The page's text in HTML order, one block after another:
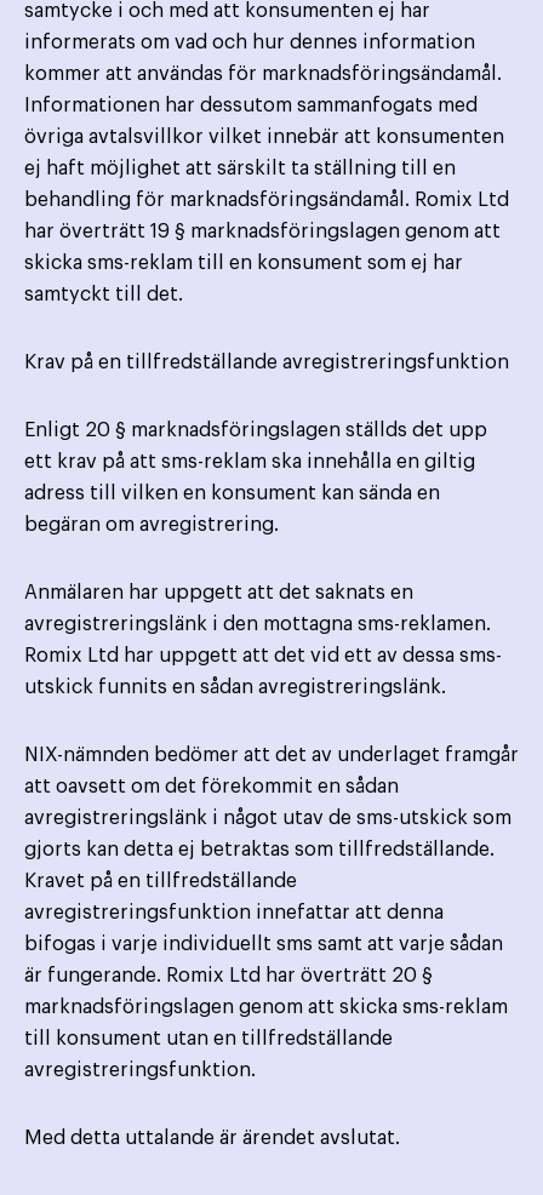
samtycke i och med att konsumenten ej har
informerats om vad och hur dennes information
kommer att användas för marknadsföringsändamål.
Informationen har dessutom sammanfogats med
övriga avtalsvillkor vilket innebär att konsumenten
ej haft möjlighet att särskilt ta ställning till en
behandling för marknadsföringsändamål. Romix Ltd
har överträtt 19 § marknadsföringslagen genom att
skicka sms-reklam till en konsument som ej har
samtyckt till det.
Krav på en tillfredställande avregistreringsfunktion
Enligt 20 § marknadsföringslagen ställds det upp
ett krav på att sms-reklam ska innehålla en giltig
adress till vilken en konsument kan sända en
begäran om avregistrering.
Anmälaren har uppgett att det saknats en
avregistreringslänk i den mottagna sms-reklamen.
Romix Ltd har uppgett att det vid ett av dessa sms-
utskick funnits en sådan avregistreringslänk.
NIX-nämnden bedömer att det av underlaget framgår
att oavsett om det förekommit en sådan
avregistreringslänk i något utav de sms-utskick som
gjorts kan detta ej betraktas som tillfredställande.
Kravet på en tillfredställande
avregistreringsfunktion innefattar att denna
bifogas i varje individuellt sms samt att varje sådan
är fungerande. Romix Ltd har överträtt 20 §
marknadsföringslagen genom att skicka sms-reklam
till konsument utan en tillfredställande
avregistreringsfunktion.
Med detta uttalande är ärendet avslutat.